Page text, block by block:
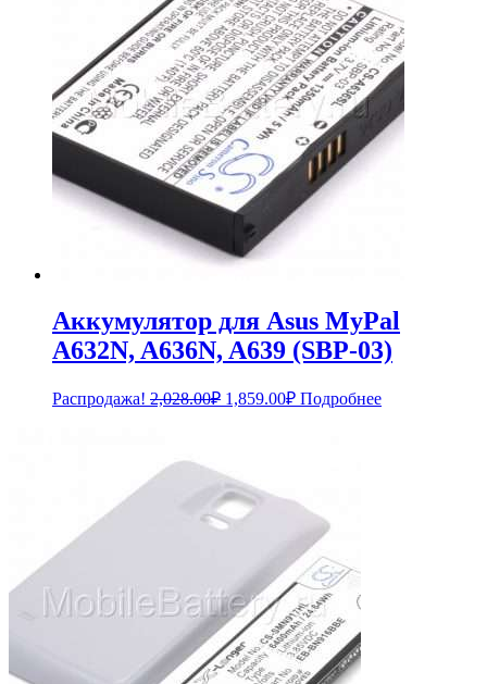
Аккумулятор для Asus MyPal
A632N, A636N, A639 (SBP-03)
Распродажа! 2,028.00₽ Первоначальная
1,859.00₽Текущая
Подробнее